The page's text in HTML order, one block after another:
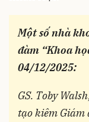
Một số nhà
đàm “Khoa
04/12/2025:
GS. Toby
tạo kiêm Giám